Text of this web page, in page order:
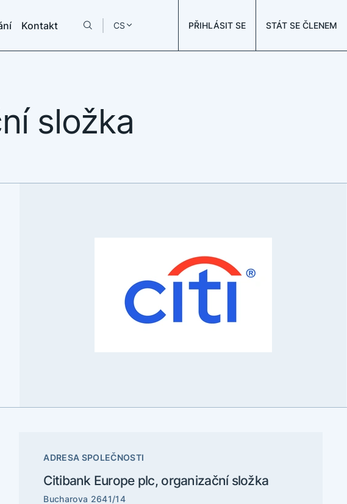
Kontakt PŘIHLÁSIT SE STÁT SE ČLENEM
CS
složka
ADRESA SPOLEČNOSTI
Citibank Europe plc, organizační složka
Bucharova 2641/14